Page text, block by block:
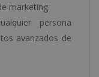
marketing.
persona
avanzados de